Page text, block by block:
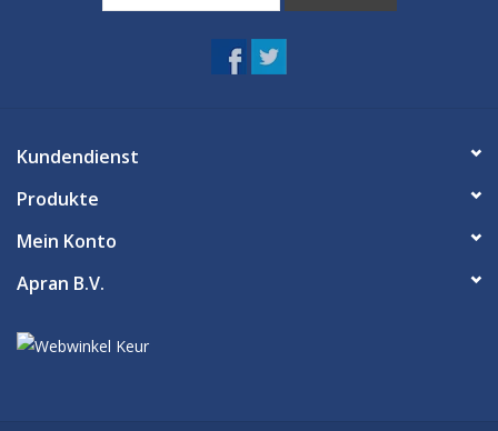
Kundendienst
Produkte
Mein Konto
Apran B.V.